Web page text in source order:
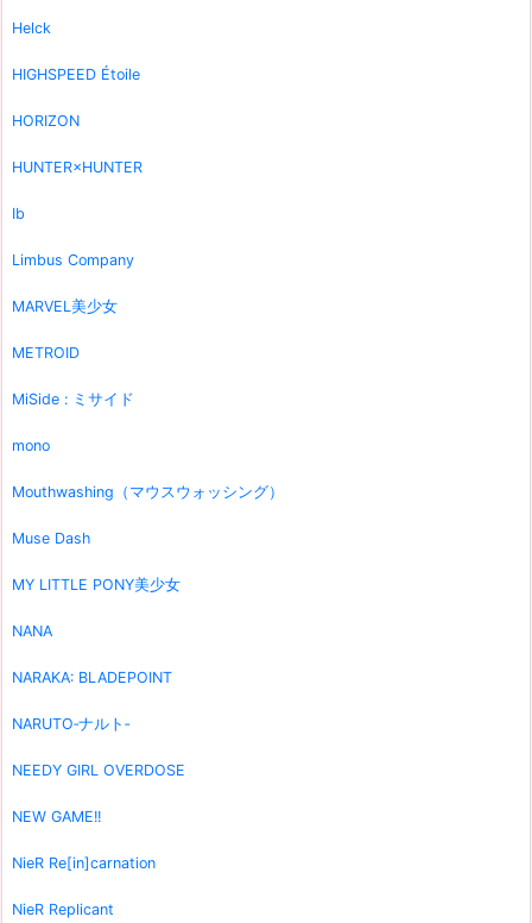
Helck
HIGHSPEED Étoile
HORIZON
HUNTER×HUNTER
Ib
Limbus Company
MARVEL美少女
METROID
MiSide : ミサイド
mono
Mouthwashing（マウスウォッシング）
Muse Dash
MY LITTLE PONY美少女
NANA
NARAKA: BLADEPOINT
NARUTO‐ナルト‐
NEEDY GIRL OVERDOSE
NEW GAME!!
NieR Re[in]carnation
NieR Replicant